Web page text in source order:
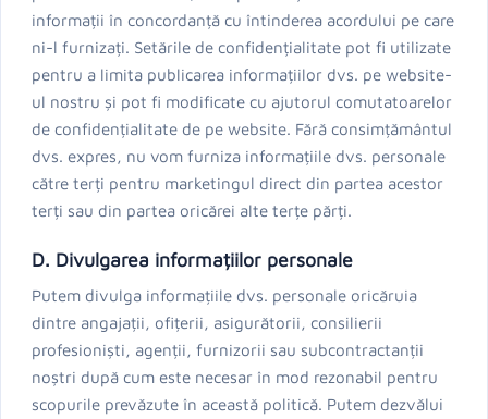
informații în concordanță cu întinderea acordului pe care
ni-l furnizați. Setările de confidențialitate pot fi utilizate
pentru a limita publicarea informațiilor dvs. pe website-
ul nostru și pot fi modificate cu ajutorul comutatoarelor
de confidențialitate de pe website. Fără consimțământul
dvs. expres, nu vom furniza informațiile dvs. personale
către terți pentru marketingul direct din partea acestor
terți sau din partea oricărei alte terțe părți.
D. Divulgarea informațiilor personale
Putem divulga informațiile dvs. personale oricăruia
dintre angajații, ofițerii, asigurătorii, consilierii
profesioniști, agenții, furnizorii sau subcontractanții
noștri după cum este necesar în mod rezonabil pentru
scopurile prevăzute în această politică. Putem dezvălui